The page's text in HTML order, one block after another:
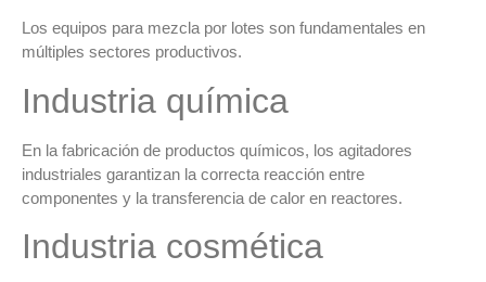
Los equipos para mezcla por lotes son fundamentales en
múltiples sectores productivos.
Industria química
En la fabricación de productos químicos, los agitadores
industriales garantizan la correcta reacción entre
componentes y la transferencia de calor en reactores.
Industria cosmética